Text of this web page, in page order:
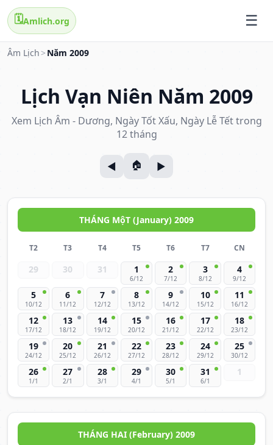
🗓️Amlich.org
Âm Lịch > Năm 2009
Lịch Vạn Niên Năm 2009
Xem Lịch Âm - Dương, Ngày Tốt Xấu, Ngày Lễ Tết trong
12 tháng
THÁNG MộT (January) 2009
T2 T3 T4 T5 T6 T7 CN
29 30 31 1
6/12
2
7/12
3
8/12
4
9/12
5
10/12
6
11/12
7
12/12
8
13/12
9
14/12
10
15/12
11
16/12
12
17/12
13
18/12
14
19/12
15
20/12
16
21/12
17
22/12
18
23/12
19
24/12
20
25/12
21
26/12
22
27/12
23
28/12
24
29/12
25
30/12
26
1/1
27
2/1
28
3/1
29
4/1
30
5/1
31
6/1
1
THÁNG HAI (February) 2009